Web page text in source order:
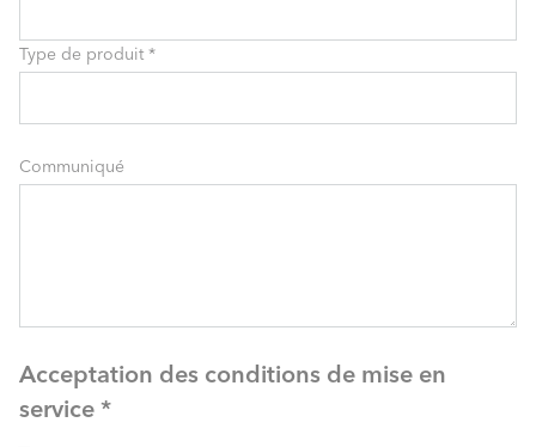
Type de produit *
Communiqué
Acceptation des conditions de mise en
service *